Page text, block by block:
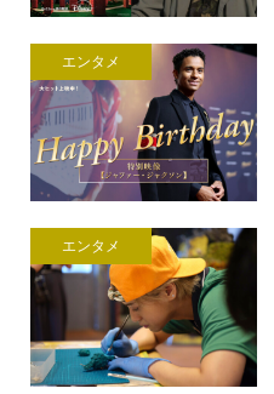
エンタメ
エンタメ